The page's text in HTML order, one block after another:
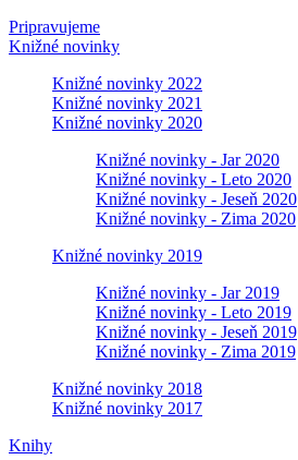
Pripravujeme
Knižné novinky
Knižné novinky 2022
Knižné novinky 2021
Knižné novinky 2020
Knižné novinky - Jar 2020
Knižné novinky - Leto 2020
Knižné novinky - Jeseň 2020
Knižné novinky - Zima 2020
Knižné novinky 2019
Knižné novinky - Jar 2019
Knižné novinky - Leto 2019
Knižné novinky - Jeseň 2019
Knižné novinky - Zima 2019
Knižné novinky 2018
Knižné novinky 2017
Knihy